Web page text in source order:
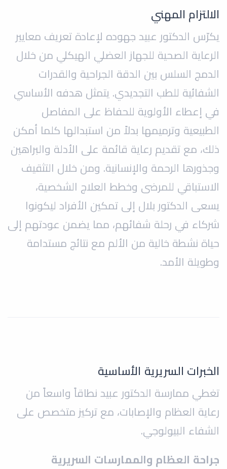
الالتزام المهني
يكرّس الدكتور عبيد جهوده لإعادة تعريف معايير
الرعاية الصحية للجهاز العضلي الهيكلي من خلال
الدمج السلس بين الدقة الجراحية والقدرات
الشفائية للطب التجديدي. يتمثل هدفه الأساسي
في إعطاء الأولوية للحفاظ على المفاصل
الطبيعية وترميمها بدلاً من استبدالها كلما أمكن
ذلك، مع تقديم رعاية قائمة على الأدلة والبراهين
وجذورها الرحمة والإنسانية. ومن خلال التثقيف
الاستباقي للمرضى وخطط العلاج الشخصية،
يسعى الدكتور بلال إلى تمكين الأفراد ليكونوا
شركاء في رحلة شفائهم، مما يضمن عودتهم إلى
حياة نشطة خالية من الألم مع نتائج مستدامة
وطويلة الأمد.
الخبرات السريرية الأساسية
تغطي ممارسة الدكتور عبيد نطاقاً واسعاً من
رعاية العظام والإصابات، مع تركيز متخصص على
الشفاء البيولوجي.
جراحة العظام والممارسات السريرية